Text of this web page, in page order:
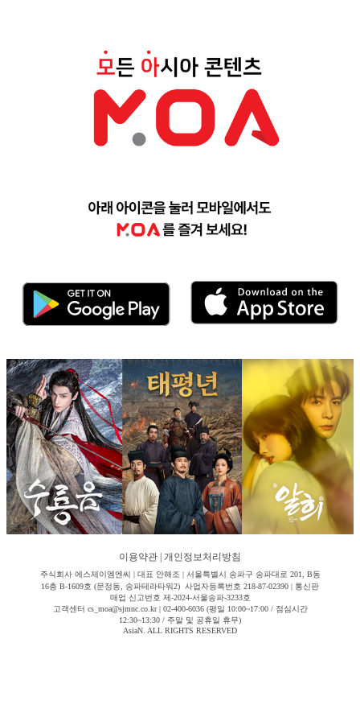
이용약관 개인정보처리방침
주식회사 에스제이엠엔씨 | 대표 안해조 | 서울특별시 송파구 송파대로 201, B동
16층 B-1609호 (문정동, 송파테라타워2) 사업자등록번호 218-87-02390 | 통신판
매업 신고번호 제-2024-서울송파-3233호
고객센터 cs_moa@sjmnc.co.kr | 02-400-6036 (평일 10:00~17:00 / 점심시간
12:30~13:30 / 주말 및 공휴일 휴무)
AsiaN. ALL RIGHTS RESERVED